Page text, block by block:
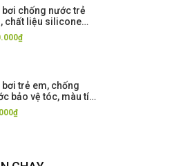
bơi chống nước trẻ
chất liệu silicone
cấp, co giãn,màu
hình thỏ
bơi trẻ em, chống
bảo vệ tóc, màu tím
thỏ, chất liệu co